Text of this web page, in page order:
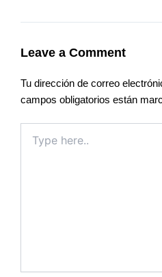
Leave a Comment
Tu dirección de correo
campos obligatorios están
here..